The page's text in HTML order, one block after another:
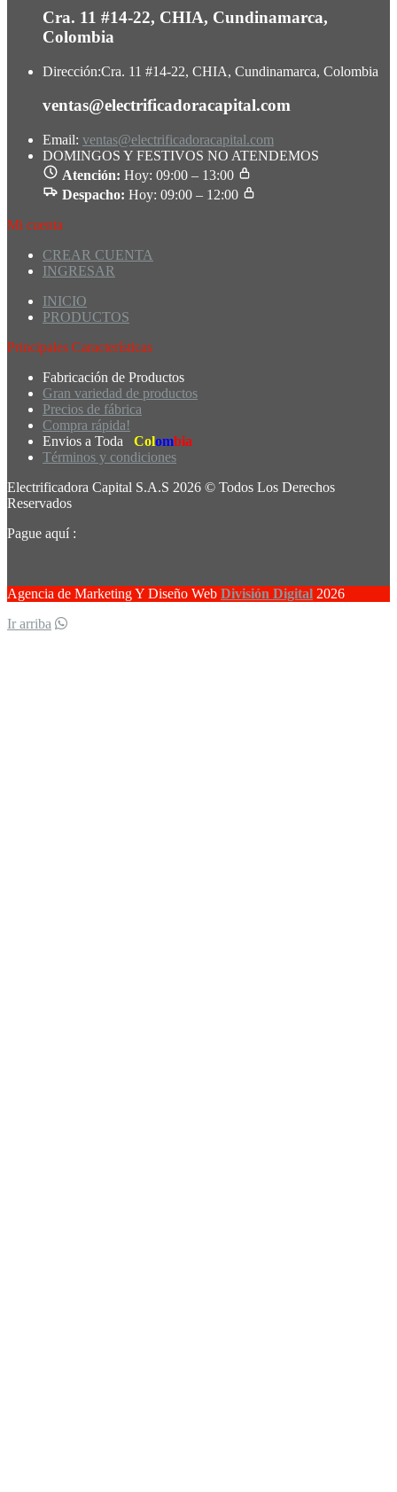
Cra. 11 #14-22, CHIA, Cundinamarca,
Colombia
Dirección:Cra. 11 #14-22, CHIA, Cundinamarca, Colombia
ventas@electrificadoracapital.com
Email: ventas@electrificadoracapital.com
DOMINGOS Y FESTIVOS NO ATENDEMOS
Atención: Hoy: 09:00 – 13:00
Despacho: Hoy: 09:00 – 12:00
Mi cuenta
CREAR CUENTA
INGRESAR
INICIO
PRODUCTOS
Principales Características
Fabricación de Productos
Gran variedad de productos
Precios de fábrica
Compra rápida!
Envios a Toda
Colombia
Términos y condiciones
Electrificadora Capital S.A.S 2026 © Todos Los Derechos
Reservados
Pague aquí :
Agencia de Marketing Y Diseño Web División Digital 2026
Ir arriba